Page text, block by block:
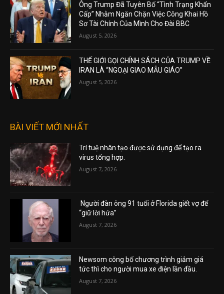
Ông Trump Đã Tuyên Bố “Tình Trạng Khẩn
Cấp” Nhằm Ngăn Chặn Việc Công Khai Hồ
Sơ Tài Chính Của Mình Cho Đài BBC
August 5, 2026
THẾ GIỚI GỌI CHÍNH SÁCH CỦA TRUMP VỀ
IRAN LÀ “NGOẠI GIAO MẪU GIÁO”
August 5, 2026
BÀI VIẾT MỚI NHẤT
Trí tuệ nhân tạo được sử dụng để tạo ra
virus tổng hợp.
August 7, 2026
Người đàn ông 91 tuổi ở Florida giết vợ để
“giữ lời hứa”
August 7, 2026
Newsom công bố chương trình giảm giá
tức thì cho người mua xe điện lần đầu.
August 7, 2026